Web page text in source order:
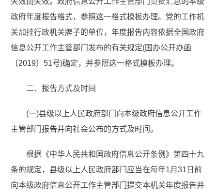
政府年度报告格式，参照这一格式模板办理。党的工作机
关加挂行政机关牌子的单位，年度报告内容依据全国政府
信息公开工作主管部门发布的有关规定(国办公开办函
〔2019〕51号)确定，并参照这一格式模板办理。
二、报告方式及时间
(一)县级以上人民政府部门向本级政府信息公开工作
主管部门报告并向社会公布的方式及时间。
根据《中华人民共和国政府信息公开条例》第四十九
条的规定，县级以上人民政府部门应当在每年1月31日前
向本级政府信息公开工作主管部门提交本机关年度报告并